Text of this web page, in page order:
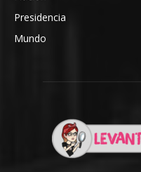
Presidencia
Mundo